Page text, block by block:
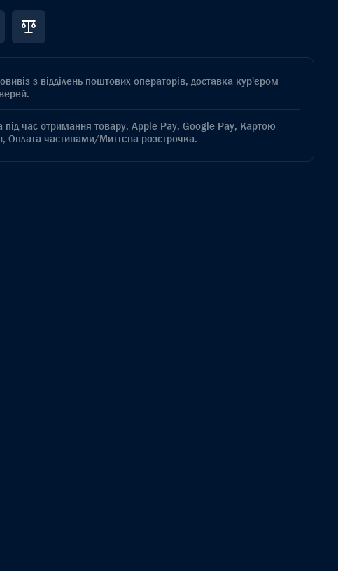
з відділень поштових операторів, доставка кур'єром
під час отримання товару, Apple Pay, Google Pay, Картою
Оплата частинами/Миттєва розстрочка.